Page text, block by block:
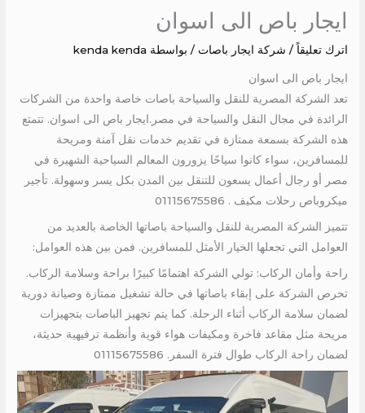
ايجار باص الى اسوان
اترك تعليقاً / شركة ايجار باصات / بواسطة kenda kenda
ايجار باص الى اسوان
تعد الشركة المصرية للنقل والسياحة باصات خاصة واحدة من الشركات
الرائدة في مجال النقل والسياحة في مصر.ايجار باص الى اسوان. تتمتع
هذه الشركة بسمعة ممتازة في تقديم خدمات نقل آمنة ومريحة
للمسافرين، سواء كانوا سياحًا يزورون المعالم السياحية الشهيرة في
مصر أو رجال أعمال يسعون للتنقل بين المدن بكل يسر وسهولة. تأجير
ميكروباص رحلات مكيف . 01115675586
تتميز الشركة المصرية للنقل والسياحة باصاتها الخاصة بالعديد من
العوامل التي تجعلها الخيار الأمثل للمسافرين. فمن بين هذه العوامل:
راحة وأمان الركاب: تولي الشركة اهتمامًا كبيرًا براحة وسلامة الركاب.
تحرص الشركة على إبقاء باصاتها في حالة تشغيل ممتازة وصيانة دورية
لضمان سلامة الركاب أثناء الرحلة. كما يتم تجهيز الباصات بتجهيزات
مريحة مثل مقاعد فاخرة ومكيفات هواء قوية وأنظمة ترفيهية حديثة،
لضمان راحة الركاب طوال فترة السفر. 01115675586